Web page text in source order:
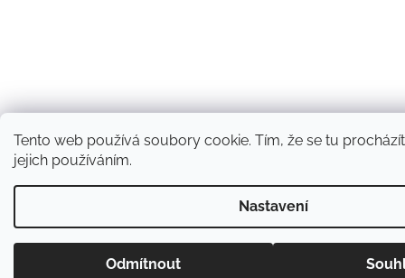
Tento web používá soubory cookie. Tím, že se tu
jejich používáním.
Nastavení
Odmítnout